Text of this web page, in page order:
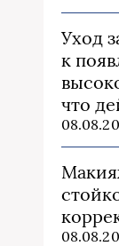
Уход
к
что